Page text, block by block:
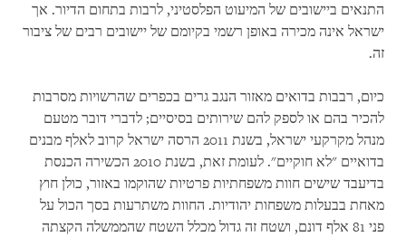
התנאים ביישובים של המיעוט הפלסטיני, לרבות בתחום הדיור. אך
ישראל אינה מכירה באופן רשמי בקיומם של יישובים רבים של ציבור
זה.
כיום, רבבות בדואים מאזור הנגב גרים בכפרים שהרשויות מסרבות
להכיר בהם או לספק להם שירותים בסיסיים; לדברי דובר מטעם
מנהל מקרקעי ישראל, בשנת 2011 הרסה ישראל קרוב לאלף מבנים
בדואיים "לא חוקיים". לעומת זאת, בשנת 2010 הכשירה הכנסת
בדיעבד שישים חוות משפחתיות פרטיות שהוקמו באזור, כולן חוץ
מאחת בבעלות משפחות יהודיות. החוות משתרעות בסך הכול על
פני 81 אלף דונם, ושטח זה גדול מכלל השטח שהממשלה הקצתה